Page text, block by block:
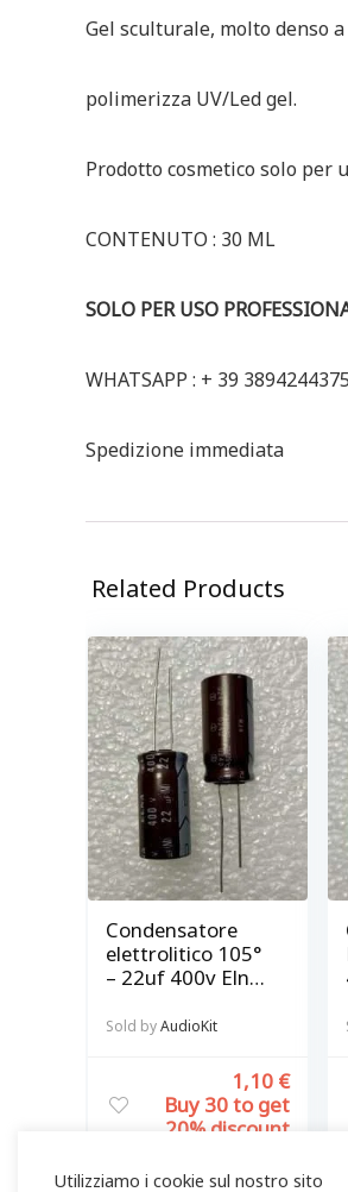
Gel sculturale, molto denso a
polimerizza UV/Led gel.
Prodotto cosmetico solo per
CONTENUTO : 30 ML
SOLO PER USO
WHATSAPP : + 39 3894244375
Spedizione immediata
Related Products
Condensatore
elettrolitico 105°
– 22uf 400v Elna
verticale
Sold by AudioKit
1,10 €
Buy 30 to get
20% discount
Utilizziamo i cookie sul nostro sito